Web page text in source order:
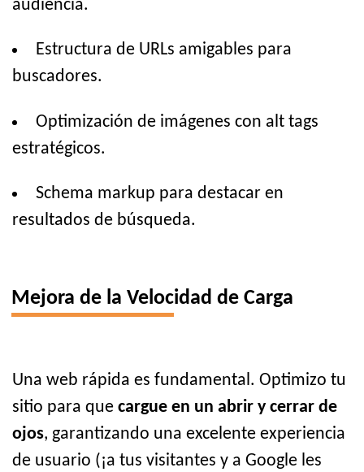
audiencia.
Estructura de URLs amigables para
buscadores.
Optimización de imágenes con alt tags
estratégicos.
Schema markup para destacar en
resultados de búsqueda.
Mejora de la Velocidad de Carga
Una web rápida es fundamental. Optimizo tu
sitio para que cargue en un abrir y cerrar de
ojos, garantizando una excelente experiencia
de usuario (¡a tus visitantes y a Google les